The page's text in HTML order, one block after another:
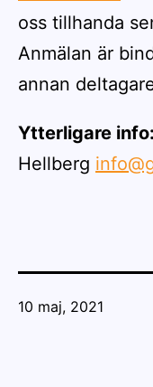
oss tillhanda
Anmälan är
annan
Ytterligare info:
Hellberg
Publicerat
10 maj, 2021